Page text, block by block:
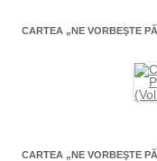
CARTEA „NE VORBEŞTE
CARTEA „NE VORBEŞTE